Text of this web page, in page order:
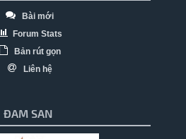
Bài mới
Forum Stats
Bản rút gọn
Liên hệ
ĐAM SAN